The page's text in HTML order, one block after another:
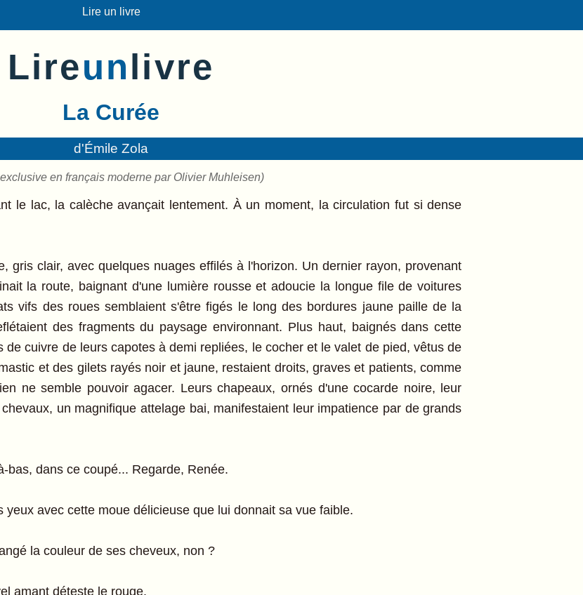
Lire un livre
Lireunlivre
La Curée
d'Émile Zola
en français moderne par Olivier Muhleisen)
le lac, la calèche avançait lentement. À un moment, la circulation fut si dense
gris clair, avec quelques nuages effilés à l'horizon. Un dernier rayon, provenant
la route, baignant d'une lumière rousse et adoucie la longue file de voitures
vifs des roues semblaient s'être figés le long des bordures jaune paille de la
des fragments du paysage environnant. Plus haut, baignés dans cette
de cuivre de leurs capotes à demi repliées, le cocher et le valet de pied, vêtus de
et des gilets rayés noir et jaune, restaient droits, graves et patients, comme
ne semble pouvoir agacer. Leurs chapeaux, ornés d'une cocarde noire, leur
un magnifique attelage bai, manifestaient leur impatience par de grands
dans ce coupé... Regarde, Renée.
avec cette moue délicieuse que lui donnait sa vue faible.
la couleur de ses cheveux, non ?
amant déteste le rouge.